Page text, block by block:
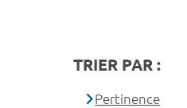
TRIER PAR :
Pertinence